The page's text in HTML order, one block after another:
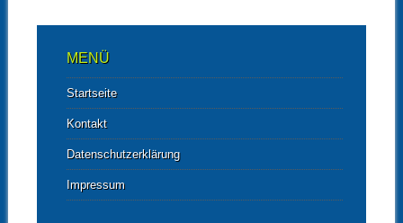
MENÜ
Startseite
Kontakt
Datenschutzerklärung
Impressum